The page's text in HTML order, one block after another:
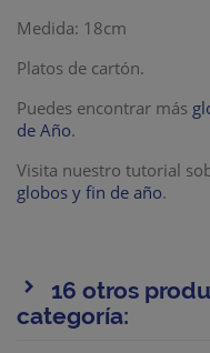
Medida: 18cm
Platos de cartón.
Puedes encontrar más
de Año.
Visita nuestro tutorial
globos y fin de año.
16 otros
categoría: